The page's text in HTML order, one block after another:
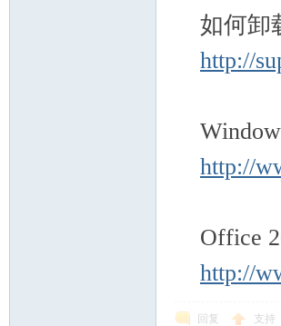
如何卸
http://
http://
Office
http://
回复 支持